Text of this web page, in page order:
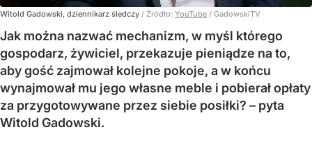
Witold Gadowski, dziennikarz śledczy / Źródło: YouTube / GadowskiTV
Jak można nazwać mechanizm, w myśl którego
gospodarz, żywiciel, przekazuje pieniądze na to,
aby gość zajmował kolejne pokoje, a w końcu
wynajmował mu jego własne meble i pobierał opłaty
za przygotowywane przez siebie posiłki? – pyta
Witold Gadowski.